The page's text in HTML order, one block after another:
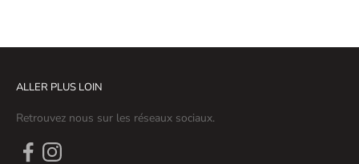
ALLER PLUS LOIN
Retrouvez nous sur les réseaux sociaux.